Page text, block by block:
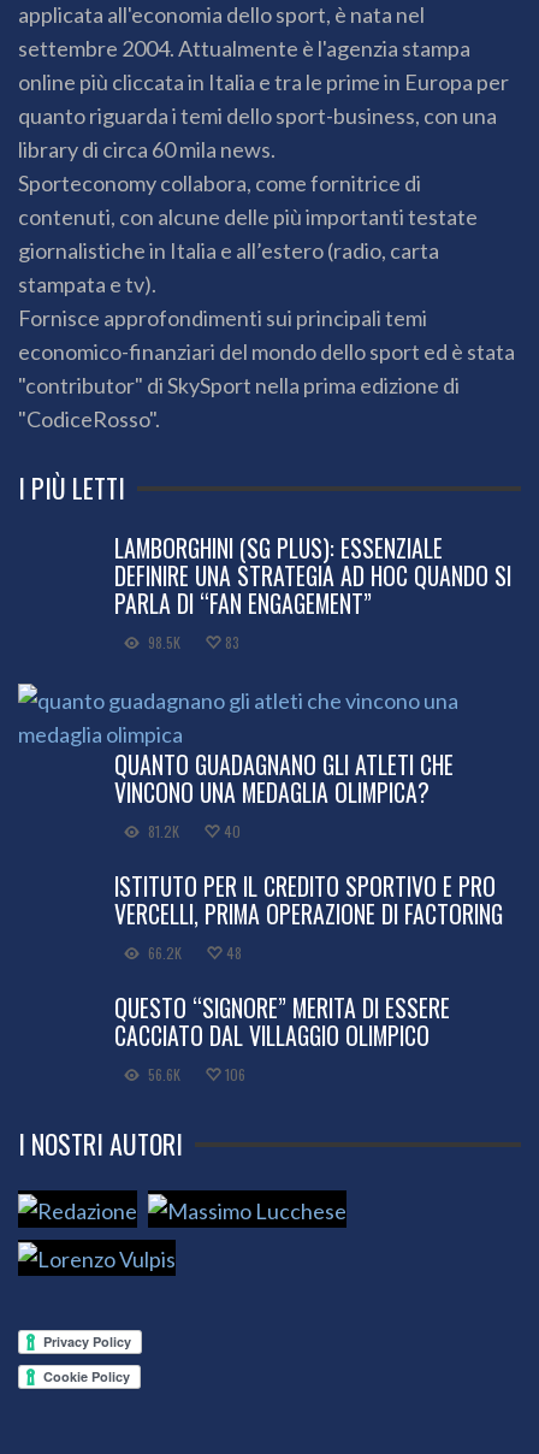
applicata all'economia dello sport, è nata nel
settembre 2004. Attualmente è l'agenzia stampa
online più cliccata in Italia e tra le prime in Europa per
quanto riguarda i temi dello sport-business, con una
library di circa 60 mila news.
Sporteconomy collabora, come fornitrice di
contenuti, con alcune delle più importanti testate
giornalistiche in Italia e all’estero (radio, carta
stampata e tv).
Fornisce approfondimenti sui principali temi
economico-finanziari del mondo dello sport ed è stata
"contributor" di SkySport nella prima edizione di
"CodiceRosso".
I PIÙ LETTI
LAMBORGHINI (SG PLUS): ESSENZIALE
DEFINIRE UNA STRATEGIA AD HOC QUANDO SI
PARLA DI “FAN ENGAGEMENT”
98.5K 83
QUANTO GUADAGNANO GLI ATLETI CHE
VINCONO UNA MEDAGLIA OLIMPICA?
81.2K 40
ISTITUTO PER IL CREDITO SPORTIVO E PRO
VERCELLI, PRIMA OPERAZIONE DI FACTORING
66.2K 48
QUESTO “SIGNORE” MERITA DI ESSERE
CACCIATO DAL VILLAGGIO OLIMPICO
56.6K 106
I NOSTRI AUTORI